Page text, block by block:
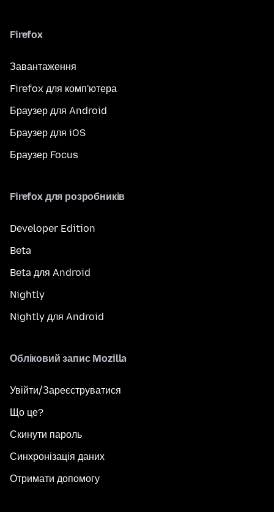
Firefox
Завантаження
Firefox для комп'ютера
Браузер для Android
Браузер для iOS
Браузер Focus
Firefox для розробників
Developer Edition
Beta
Beta для Android
Nightly
Nightly для Android
Обліковий запис Mozilla
Увійти/Зареєструватися
Що це?
Скинути пароль
Синхронізація даних
Отримати допомогу